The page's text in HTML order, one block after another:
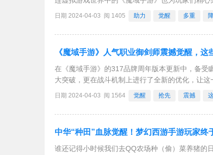
于迎来了觉醒时刻，这无疑给所有玩家带来了无
日期 2024-04-03 阅 1405 助力 觉醒 多重
《魔域手游》人气职业御剑师震撼觉醒，这
在《魔域手游》的317品牌周年版本更新中，备受
大突破，更在战斗机制上进行了全新的优化，让
新。白虹贯日、剑御九天等经典技能，在觉醒后
日期 2024-04-03 阅 1564 觉醒 抢先 震撼
中华“种田”血脉觉醒！梦幻西游手游玩家终
谁还记得小时候我们去QQ农场种（偷）菜养猪的